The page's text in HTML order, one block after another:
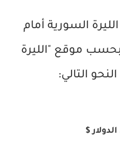
السورية أمام
بحسب موقع "الليرة
التالي:
$